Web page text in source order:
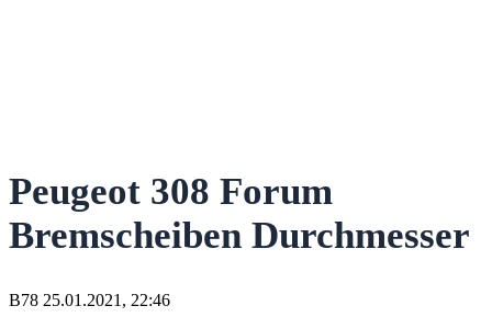
Peugeot 308 Forum
Bremscheiben Durchmesser
B78 25.01.2021, 22:46